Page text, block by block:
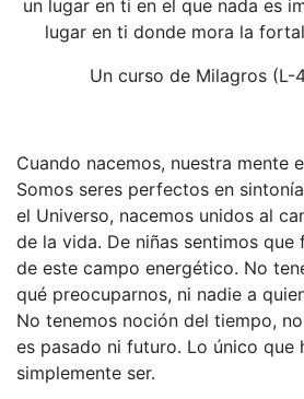
un lugar en ti en el que nada es
lugar en ti donde mora la
Un curso de Milagros (L-
Cuando nacemos, nuestra mente
Somos seres perfectos en
el Universo, nacemos unidos al
de la vida. De niñas sentimos
de este campo energético. No
qué preocuparnos, ni nadie a
No tenemos noción del tiempo,
es pasado ni futuro. Lo único que
simplemente ser.